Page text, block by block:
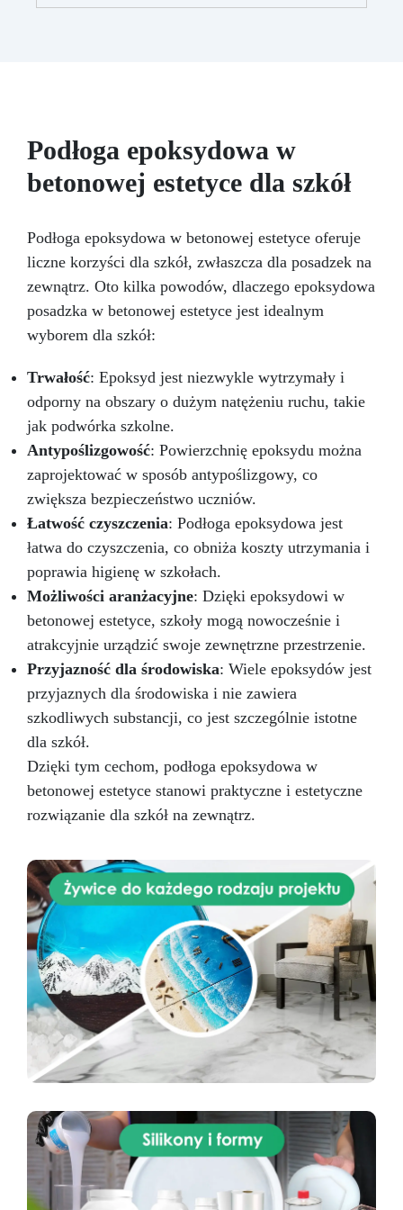
grubości około milimetra i niezbyt agresywnych
Podłoga epoksydowa w
betonowej estetyce dla szkół
Podłoga epoksydowa w betonowej estetyce oferuje
liczne korzyści dla szkół, zwłaszcza dla posadzek na
zewnątrz. Oto kilka powodów, dlaczego epoksydowa
posadzka w betonowej estetyce jest idealnym
wyborem dla szkół:
Trwałość: Epoksyd jest niezwykle wytrzymały i
odporny na obszary o dużym natężeniu ruchu, takie
jak podwórka szkolne.
Antypoślizgowość: Powierzchnię epoksydu można
zaprojektować w sposób antypoślizgowy, co
zwiększa bezpieczeństwo uczniów.
Łatwość czyszczenia: Podłoga epoksydowa jest
łatwa do czyszczenia, co obniża koszty utrzymania i
poprawia higienę w szkołach.
Możliwości aranżacyjne: Dzięki epoksydowi w
betonowej estetyce, szkoły mogą nowocześnie i
atrakcyjnie urządzić swoje zewnętrzne przestrzenie.
Przyjazność dla środowiska: Wiele epoksydów jest
przyjaznych dla środowiska i nie zawiera
szkodliwych substancji, co jest szczególnie istotne
dla szkół.
Dzięki tym cechom, podłoga epoksydowa w
betonowej estetyce stanowi praktyczne i estetyczne
rozwiązanie dla szkół na zewnątrz.